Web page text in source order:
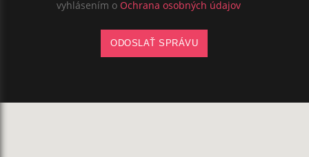
vyhlásením o Ochrana osobných údajov
ODOSLAŤ SPRÁVU